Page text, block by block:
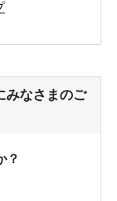
みなさまのご
？